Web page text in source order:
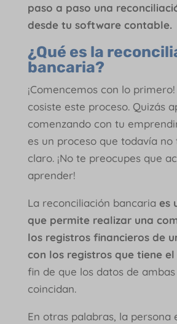
paso a paso una
desde tu software contable.
¿Qué es la
bancaria?
¡Comencemos con lo
cosiste este proceso. Quizás
comenzando con tu
es un proceso que todavía no
claro. ¡No te preocupes que
aprender!
La reconciliación bancaria es
que permite realizar una
los registros financieros de
con los registros que tiene
fin de que los datos de
coincidan.
En otras palabras, la persona